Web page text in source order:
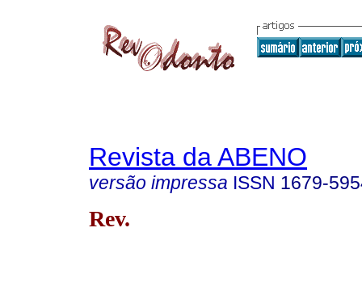
Revista da ABENO
versão impressa ISSN 1679-
Rev.